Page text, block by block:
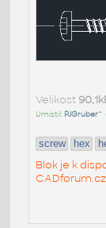
Velikost
Umístil: PJGruber^ •
screw hex
Blok je k